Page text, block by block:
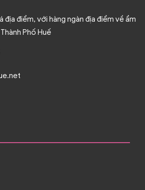
địa điểm, với hàng ngàn địa điểm về ẩm
Phố Huế